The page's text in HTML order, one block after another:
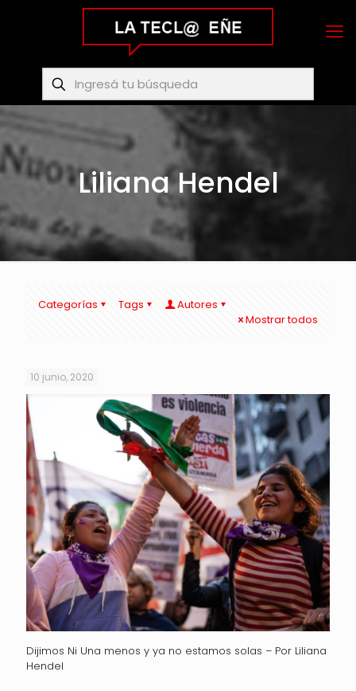
Liliana Hendel
Categorías Tags
Autores
Mostrar todos
10 junio, 2020
Dijimos Ni Una menos y ya no estamos solas – Por Liliana
Hendel